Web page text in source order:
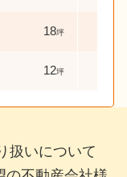
18坪
12坪
扱いについて